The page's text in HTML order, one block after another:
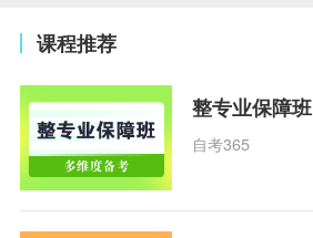
课程推荐
整专业保障班
自考365